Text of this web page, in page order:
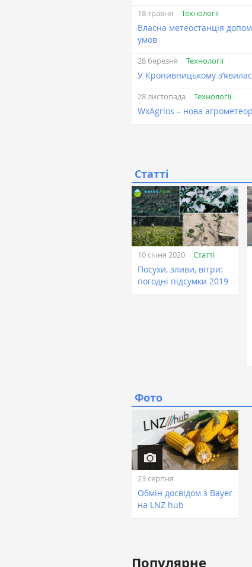
18 травня Технології
Власна метеостанція
умов
28 березня Технології
У Кропивницькому
28 листопада Технології
WxAgrios – нова
Статті
10 січня 2020 Статті
Посухи, зливи, вітри:
погодні підсумки 2019
Фото
23 серпня
Обмін досвідом з Bayer
на LNZ hub
Популярне